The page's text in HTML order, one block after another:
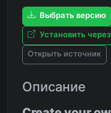
Выбрать версию
Установить
Открыть источник
Описание